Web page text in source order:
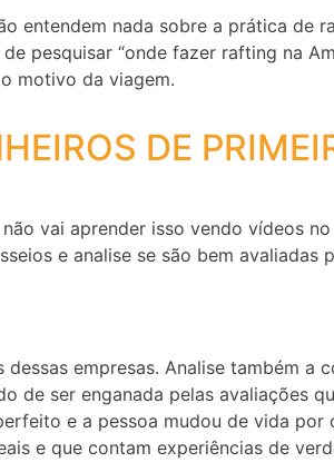
entendem nada sobre a prática de
pesquisar “onde fazer rafting na
motivo da viagem.
DE
vai aprender isso vendo vídeos
e analise se são bem avaliadas
empresas. Analise também a
ser enganada pelas avaliações
e a pessoa mudou de vida
e que contam experiências de